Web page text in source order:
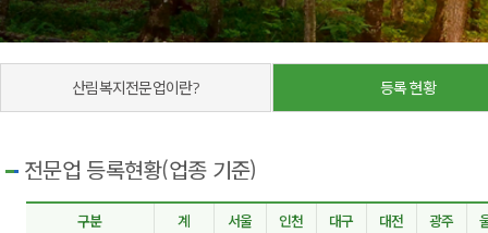
산림복지전문업이란? 등록 현황
전문업 등록현황(업종 기준)
구분 계 서울 인천 대구 대전 광주